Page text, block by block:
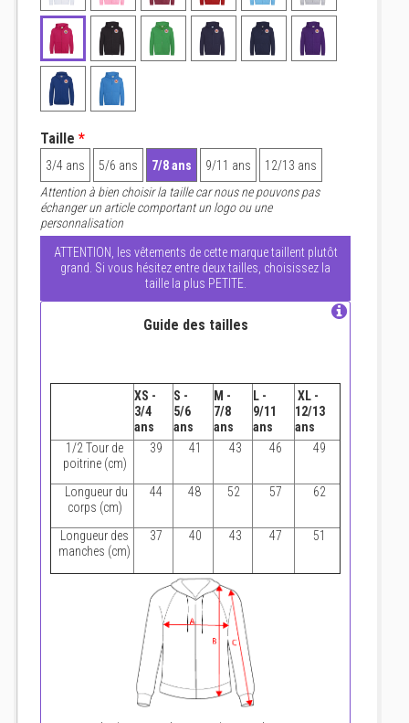
Taille *
3/4 ans 5/6 ans 7/8 ans 9/11 ans
12/13 ans
Attention à bien choisir la taille car nous ne pouvons pas
échanger un article comportant un logo ou une
personnalisation
ATTENTION, les vêtements de cette marque taillent plutôt
grand. Si vous hésitez entre deux tailles, choisissez la
taille la plus PETITE.
Guide des tailles
XS -
3/4
ans
S -
5/6
ans
M -
7/8
ans
L -
9/11
ans
XL -
12/13
ans
1/2 Tour de
poitrine (cm)
39 41 43 46 49
Longueur du
corps (cm)
44 48 52 57 62
Longueur des
manches (cm)
37 40 43 47 51